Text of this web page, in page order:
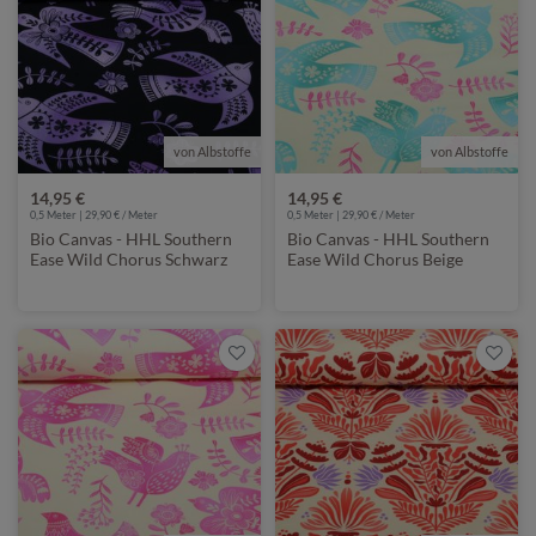
von Albstoffe
14,95 €
0,5 Meter | 29,90 € / Meter
Bio Canvas - HHL Southern
Ease Wild Chorus Schwarz
von Albstoffe
14,95 €
0,5 Meter | 29,90 € / Meter
Bio Canvas - HHL Southern
Ease Wild Chorus Beige